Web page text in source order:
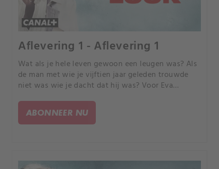
Aflevering 1 - Aflevering 1
Wat als je hele leven gewoon een leugen was? Als
de man met wie je vijftien jaar geleden trouwde
niet was wie je dacht dat hij was? Voor Eva
nodig om haar hele wereld op zijn kop te zetten.
Plots verdwijnt haar man Bastien.
ABONNEER NU